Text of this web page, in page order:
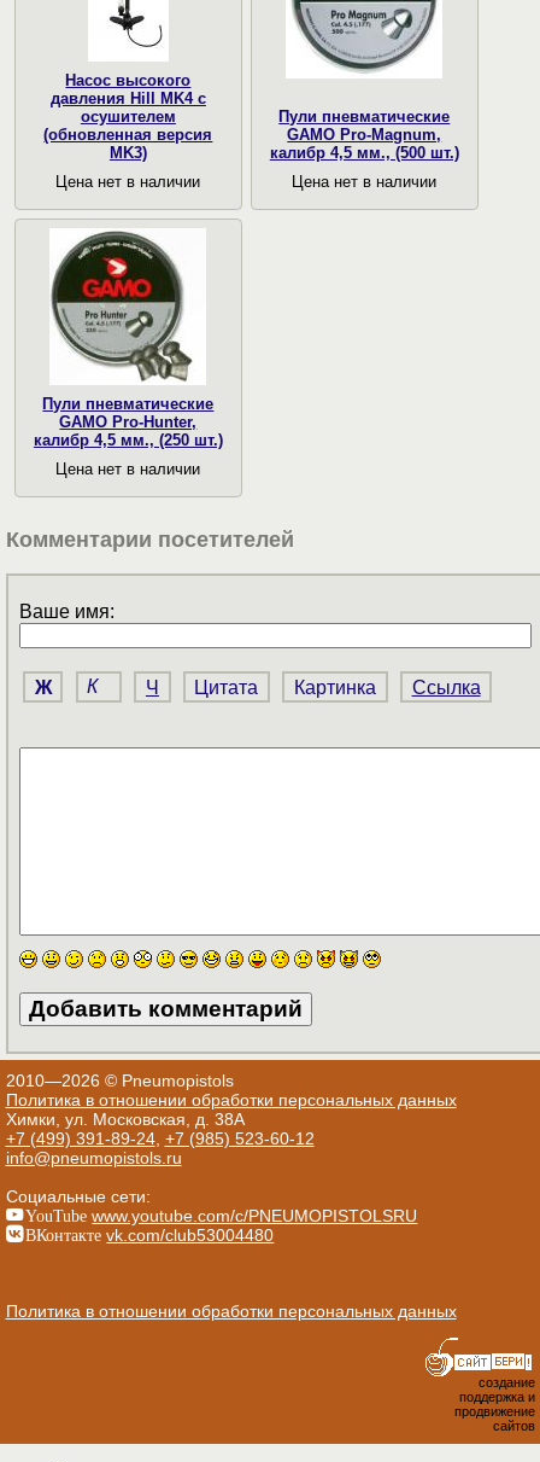
Насос высокого
давления Hill MK4 с
осушителем
(обновленная версия
MK3)
Цена нет в наличии
Пули пневматические
GAMO Pro-Magnum,
калибр 4,5 мм., (500 шт.)
Цена нет в наличии
Пули пневматические
GAMO Pro-Hunter,
калибр 4,5 мм., (250 шт.)
Цена нет в наличии
Комментарии посетителей
Ваше имя:
Ж К Ч Цитата Картинка Ссылка
2010—2026 © Pneumopistols
Политика в отношении обработки персональных данных
Химки, ул. Московская, д. 38А
+7 (499) 391-89-24, +7 (985) 523-60-12
info@pneumopistols.ru
Социальные сети:
YouTube www.youtube.com/c/PNEUMOPISTOLSRU
ВКонтакте vk.com/club53004480
Политика в отношении обработки персональных данных
создание
поддержка и
продвижение
сайтов